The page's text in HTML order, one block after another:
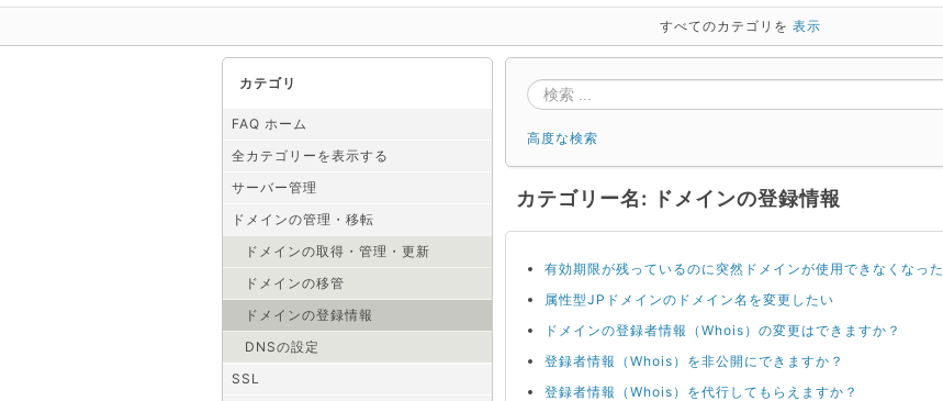
すべてのカテゴリを 表示
カテゴリ
FAQ ホーム
全カテゴリーを表示する
サーバー管理
ドメインの管理・移転
ドメインの取得・管理・更新
ドメインの移管
ドメインの登録情報
DNSの設定
SSL
高度な検索
カテゴリー名: ドメインの登録情報
有効期限が残っているのに突然ドメインが使用できなくなった
属性型JPドメインのドメイン名を変更したい
ドメインの登録者情報（Whois）の変更はできますか？
登録者情報（Whois）を非公開にできますか？
登録者情報（Whois）を代行してもらえますか？